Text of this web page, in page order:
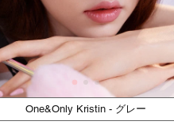
One&Only Kristin - グレー